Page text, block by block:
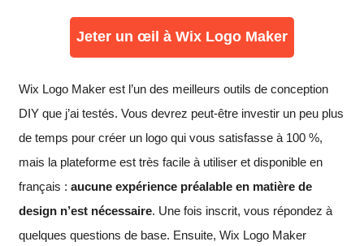
Jeter un œil à Wix Logo Maker
Wix Logo Maker est l’un des meilleurs outils de conception
DIY que j’ai testés. Vous devrez peut-être investir un peu plus
de temps pour créer un logo qui vous satisfasse à 100 %,
mais la plateforme est très facile à utiliser et disponible en
français : aucune expérience préalable en matière de
design n’est nécessaire. Une fois inscrit, vous répondez à
quelques questions de base. Ensuite, Wix Logo Maker